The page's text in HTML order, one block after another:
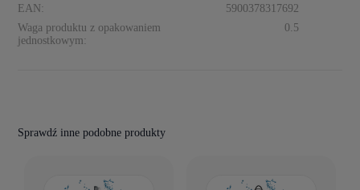
EAN:
5900378317692
Waga produktu z opakowaniem
jednostkowym:
0.5
Sprawdź inne podobne produkty